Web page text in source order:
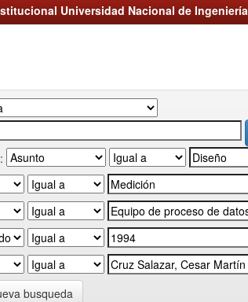
Universidad Nacional de Ingeniería
busqueda